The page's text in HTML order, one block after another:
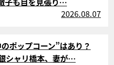
2026.08.07
ポップコーン”はあり？
シャリ橋本、妻が…